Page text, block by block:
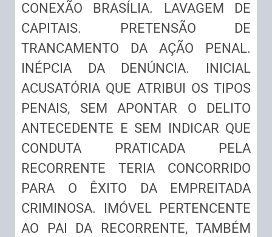
CONEXÃO BRASÍLIA. LAVAGEM DE
CAPITAIS. PRETENSÃO DE
TRANCAMENTO DA AÇÃO PENAL.
INÉPCIA DA DENÚNCIA. INICIAL
ACUSATÓRIA QUE ATRIBUI OS TIPOS
PENAIS, SEM APONTAR O DELITO
ANTECEDENTE E SEM INDICAR QUE
CONDUTA PRATICADA PELA
RECORRENTE TERIA CONCORRIDO
PARA O ÊXITO DA EMPREITADA
CRIMINOSA. IMÓVEL PERTENCENTE
AO PAI DA RECORRENTE, TAMBÉM